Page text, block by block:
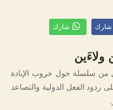
شارك شارك
ولاءَين
من سلسلة حول حروب الإبادة
الفعل الدولية والتصاعد